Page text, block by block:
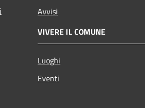
Avvisi
VIVERE IL COMUNE
Luoghi
Eventi